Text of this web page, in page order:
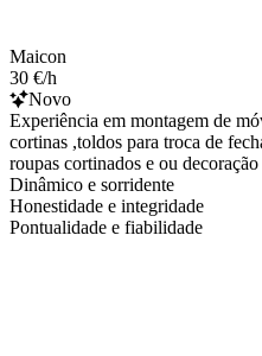
Maicon
30 €/h
Novo
Experiência em montagem de
cortinas ,toldos para troca de
roupas cortinados e ou
Dinâmico e sorridente
Honestidade e integridade
Pontualidade e fiabilidade